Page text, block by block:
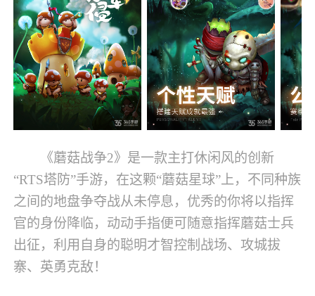
《蘑菇战争2》是一款主打休闲风的创新
“RTS塔防”手游，在这颗“蘑菇星球”上，不同种族
之间的地盘争夺战从未停息，优秀的你将以指挥
官的身份降临，动动手指便可随意指挥蘑菇士兵
出征，利用自身的聪明才智控制战场、攻城拔
寨、英勇克敌！